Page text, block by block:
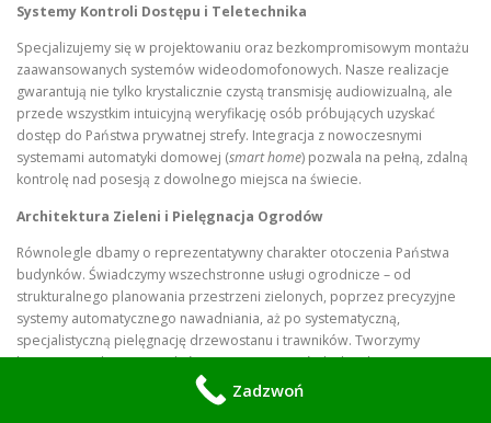
Systemy Kontroli Dostępu i Teletechnika
Specjalizujemy się w projektowaniu oraz bezkompromisowym montażu
zaawansowanych systemów wideodomofonowych. Nasze realizacje
gwarantują nie tylko krystalicznie czystą transmisję audiowizualną, ale
przede wszystkim intuicyjną weryfikację osób próbujących uzyskać
dostęp do Państwa prywatnej strefy. Integracja z nowoczesnymi
systemami automatyki domowej (smart home) pozwala na pełną, zdalną
kontrolę nad posesją z dowolnego miejsca na świecie.
Architektura Zieleni i Pielęgnacja Ogrodów
Równolegle dbamy o reprezentatywny charakter otoczenia Państwa
budynków. Świadczymy wszechstronne usługi ogrodnicze – od
strukturalnego planowania przestrzeni zielonych, poprzez precyzyjne
systemy automatycznego nawadniania, aż po systematyczną,
specjalistyczną pielęgnację drzewostanu i trawników. Tworzymy
harmonijne ekosystemy, które stanowią wizytówkę każdej posesji.
Dlaczego warto podjąć współpracę?Zadzwoń